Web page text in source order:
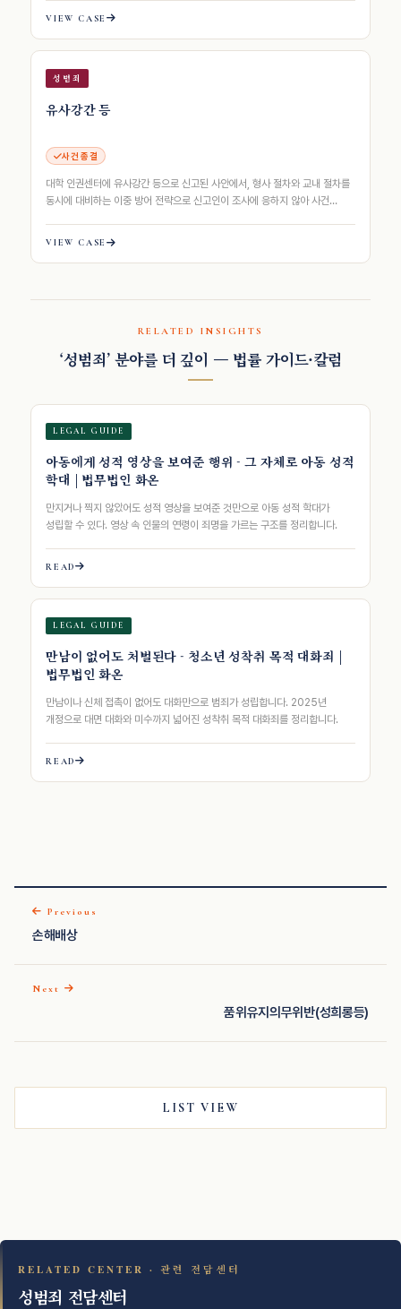
VIEW CASE
성범죄
유사강간 등
사건 종결
대학 인권센터에 유사강간 등으로 신고된 사안에서, 형사 절차와 교내 절차를
동시에 대비하는 이중 방어 전략으로 신고인이 조사에 응하지 않아 사건
VIEW CASE
RELATED INSIGHTS
‘성범죄’ 분야를 더 깊이 — 법률 가이드·칼럼
LEGAL GUIDE
아동에게 성적 영상을 보여준 행위 - 그 자체로 아동 성적
학대 | 법무법인 화온
만지거나 찍지 않았어도 성적 영상을 보여준 것만으로 아동 성적 학대가
성립할 수 있다. 영상 속 인물의 연령이 죄명을 가르는 구조를 정리합니다.
READ
LEGAL GUIDE
만남이 없어도 처벌된다 - 청소년 성착취 목적 대화죄 |
법무법인 화온
만남이나 신체 접촉이 없어도 대화만으로 범죄가 성립합니다. 2025년
개정으로 대면 대화와 미수까지 넓어진 성착취 목적 대화죄를 정리합니다.
READ
Previous
손해배상
Next
품위유지의무위반(성희롱등)
LIST VIEW
RELATED CENTER · 관련 전담센터
성범죄 전담센터